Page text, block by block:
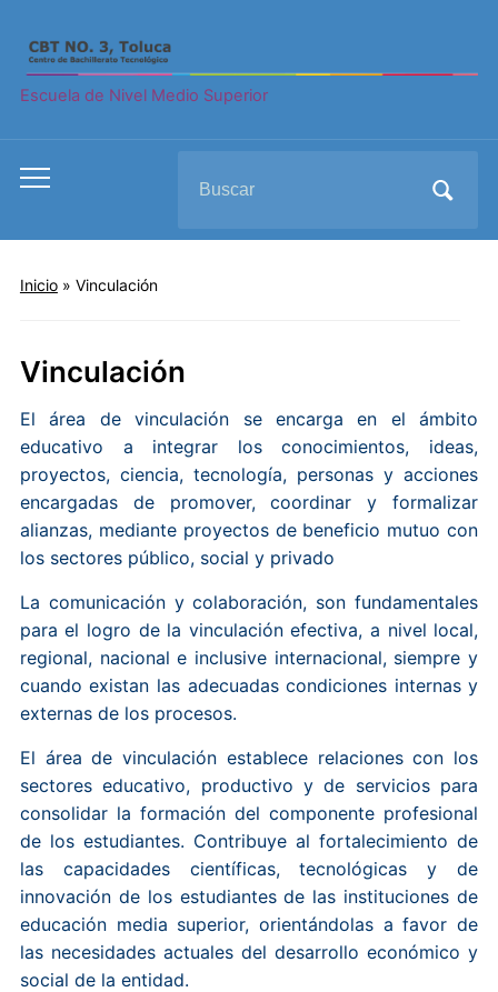
Escuela de Nivel Medio Superior
Toggle
menu
for:
Inicio» Vinculación
Vinculación
El área de vinculación se encarga en el ámbito
educativo a integrar los conocimientos, ideas,
proyectos, ciencia, tecnología, personas y acciones
encargadas de promover, coordinar y formalizar
alianzas, mediante proyectos de beneficio mutuo con
los sectores público, social y privado
La comunicación y colaboración, son fundamentales
para el logro de la vinculación efectiva, a nivel local,
regional, nacional e inclusive internacional, siempre y
cuando existan las adecuadas condiciones internas y
externas de los procesos.
El área de vinculación establece relaciones con los
sectores educativo, productivo y de servicios para
consolidar la formación del componente profesional
de los estudiantes. Contribuye al fortalecimiento de
las capacidades científicas, tecnológicas y de
innovación de los estudiantes de las instituciones de
educación media superior, orientándolas a favor de
las necesidades actuales del desarrollo económico y
social de la entidad.